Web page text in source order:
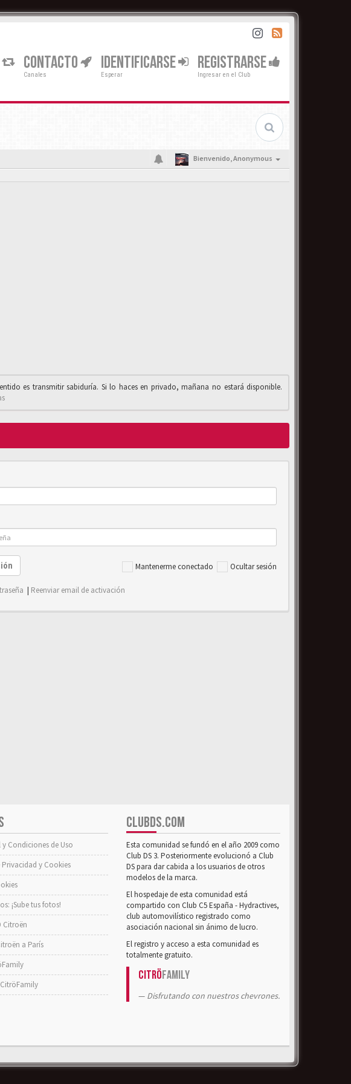
CONTACTO
Canales
IDENTIFICARSE
Esperar
REGISTRARSE
Ingresar en el Club
Bienvenido,Anonymous
es transmitir sabiduría. Si lo haces en privado, mañana no estará disponible.
Mantenerme conectado Ocultar sesión
| Reenviar email de activación
y Condiciones de Uso
y Cookies
¡Sube tus fotos!
Citroën
a París
CLUBDS.COM
Esta comunidad se fundó en el año 2009 como
Club DS 3. Posteriormente evolucionó a Club
DS para dar cabida a los usuarios de otros
modelos de la marca.
El hospedaje de esta comunidad está
compartido con Club C5 España - Hydractives,
club automovilístico registrado como
asociación nacional sin ánimo de lucro.
El registro y acceso a esta comunidad es
totalmente gratuito.
CitröFamily
Disfrutando con nuestros chevrones.